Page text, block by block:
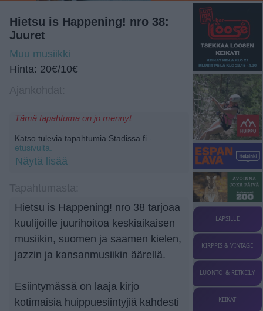
Hietsu is Happening! nro 38:
Juuret
Muu musiikki
Hinta: 20€/10€
Tämä tapahtuma on jo mennyt
Katso tulevia tapahtumia Stadissa.fi -
etusivulta.
Näytä lisää
Hietsu is Happening! nro 38 tarjoaa
kuulijoille juurihoitoa keskiaikaisen
musiikin, suomen ja saamen kielen,
jazzin ja kansanmusiikin äärellä.
Esiintymässä on laaja kirjo
kotimaisia huippuesiintyjiä kahdesti
LAPSILLE
KIRPPIS & VINTAGE
LUONTO & RETKEILY
KEIKAT